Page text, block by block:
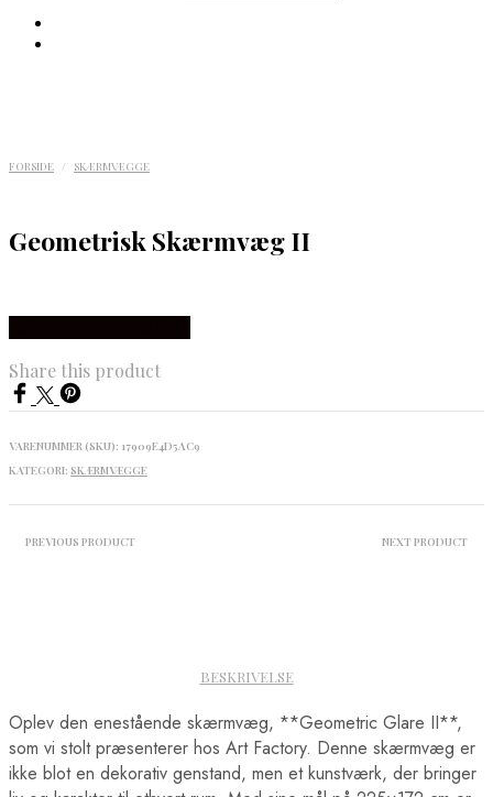
FORSIDE / SKÆRMVÆGGE
Geometrisk Skærmvæg II
Share this product
VARENUMMER (SKU): 17909E4D5AC9
KATEGORI: SKÆRMVÆGGE
PREVIOUS PRODUCT NEXT PRODUCT
BESKRIVELSE
Oplev den enestående skærmvæg, **Geometric Glare II**,
som vi stolt præsenterer hos Art Factory. Denne skærmvæg er
ikke blot en dekorativ genstand, men et kunstværk, der bringer